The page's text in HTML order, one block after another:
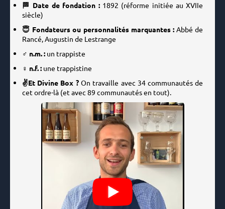
🏁 Date de fondation :1892 (réforme initiée au XVIIe
siècle)
😇 Fondateurs ou personnalités marquantes :Abbé de
Rancé, Augustin de Lestrange
♂️ n.m. :un trappiste
♀️ n.f. :une trappistine
✌️Et Divine Box ?On travaille avec 34 communautés de
cet ordre-là (et avec 89 communautés en tout).